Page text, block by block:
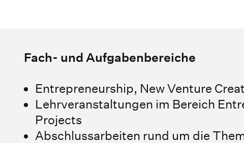
Fach- und Aufgabenbereiche
Entrepreneurship, New Venture
Lehrveranstaltungen im Bereich
Projects
Abschlussarbeiten rund um die